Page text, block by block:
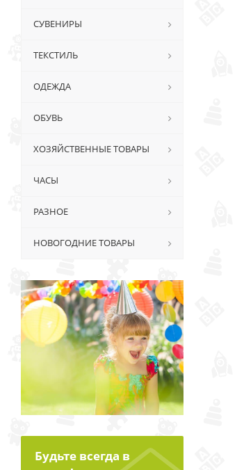
СУВЕНИРЫ
ТЕКСТИЛЬ
ОДЕЖДА
ОБУВЬ
ХОЗЯЙСТВЕННЫЕ ТОВАРЫ
ЧАСЫ
РАЗНОЕ
НОВОГОДНИЕ ТОВАРЫ
Будьте всегда в